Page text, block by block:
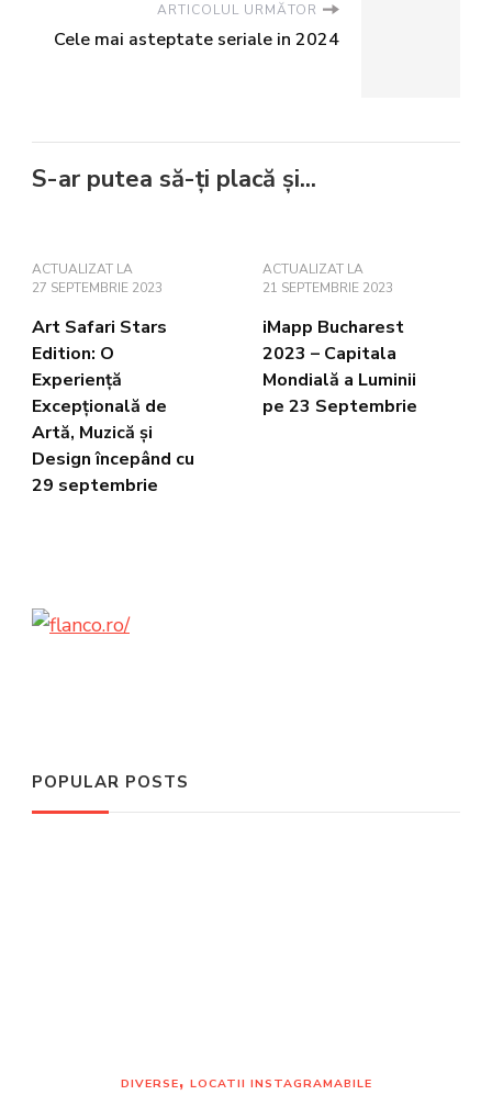
ARTICOLUL URMĂTOR
Cele mai asteptate seriale in 2024
S-ar putea să-ți placă și...
ACTUALIZAT LA
27 SEPTEMBRIE 2023
Art Safari Stars
Edition: O
Experiență
Excepțională de
Artă, Muzică și
Design începând cu
29 septembrie
ACTUALIZAT LA
21 SEPTEMBRIE 2023
iMapp Bucharest
2023 – Capitala
Mondială a Luminii
pe 23 Septembrie
POPULAR POSTS
DIVERSE LOCATII INSTAGRAMABILE